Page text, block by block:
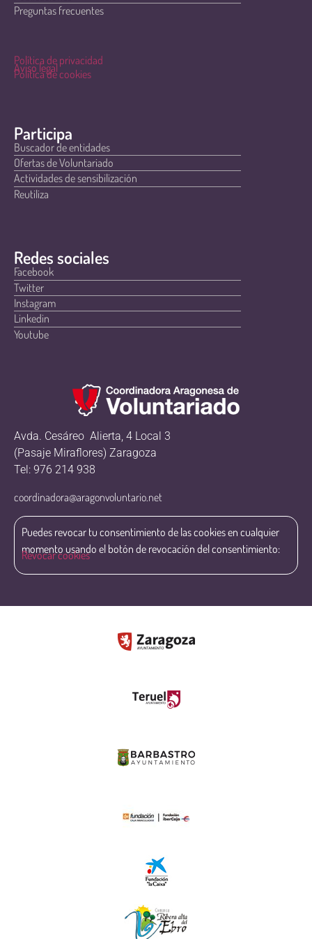
Preguntas frecuentes
Política de privacidad
Aviso legal
Política de cookies
Participa
Buscador de entidades
Ofertas de Voluntariado
Actividades de sensibilización
Reutiliza
Redes sociales
Facebook
Twitter
Instagram
Linkedin
Youtube
Avda. Cesáreo Alierta, 4 Local 3
(Pasaje Miraflores) Zaragoza
Tel: 976 214 938
coordinadora@aragonvoluntario.net
Puedes revocar tu consentimiento de las cookies en cualquier
momento usando el botón de revocación del consentimiento:
Revocar cookies